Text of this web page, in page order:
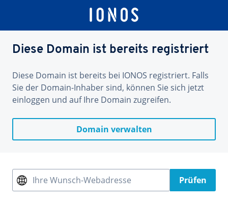
Diese Domain ist bereits registriert
Diese Domain ist bereits bei IONOS registriert. Falls
Sie der Domain-Inhaber sind, können Sie sich jetzt
einloggen und auf Ihre Domain zugreifen.
Domain verwalten
Ihre Wunsch-Webadresse Prüfen